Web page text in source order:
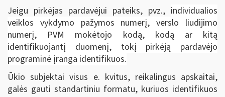
Jeigu pirkėjas pardavėjui pateiks, pvz., individualios
veiklos vykdymo pažymos numerį, verslo liudijimo
numerį, PVM mokėtojo kodą, kodą ar kitą
identifikuojantį duomenį, tokį pirkėją pardavėjo
programinė įranga identifikuos.
Ūkio subjektai visus e. kvitus, reikalingus apskaitai,
galės gauti standartiniu formatu, kuriuos identifikuos